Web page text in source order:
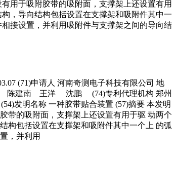
用于吸附胶带的吸附面，支撑架上还设置有用
，导向结构包括设置在支撑架和吸附件其中一
接设置，并利用吸附件与支撑架之间的导向结
(71)申请人 河南奇测电子科技有限公司 地
陈建南 王洋 沈鹏 (74)专利代理机构 郑州
发明名称 一种胶带贴合装置 (57)摘要 本发明
带的吸附面，支撑架上还设置有用于驱 动两个
构包括设置在支撑架和吸附件其中一个上 的弧
，并利用